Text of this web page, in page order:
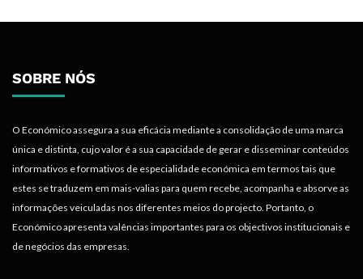
SOBRE NÓS
O Económico assegura a sua eficácia mediante a consolidação de uma marca
única e distinta, cujo valor é a sua capacidade de gerar e disseminar conteúdos
informativos e formativos de especialidade económica em termos tais que
estes se traduzem em mais-valias para quem recebe, acompanha e absorve as
informações veiculadas nos diferentes meios do projecto. Portanto, o
Económico apresenta valências importantes para os objectivos institucionais e
de negócios das empresas.